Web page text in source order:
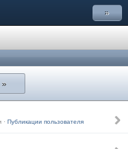
»
»
· Публикации пользователя